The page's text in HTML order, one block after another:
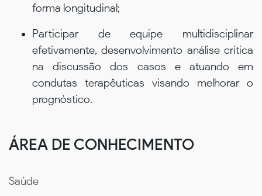
forma longitudinal;
Participar de equipe multidisciplinar
efetivamente, desenvolvimento análise crítica
na discussão dos casos e atuando em
condutas terapêuticas visando melhorar o
prognóstico.
ÁREA DE CONHECIMENTO
Saúde